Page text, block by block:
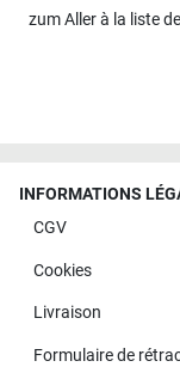
zumAller à la liste
INFORMATIONS
CGV
Cookies
Livraison
Formulaire de